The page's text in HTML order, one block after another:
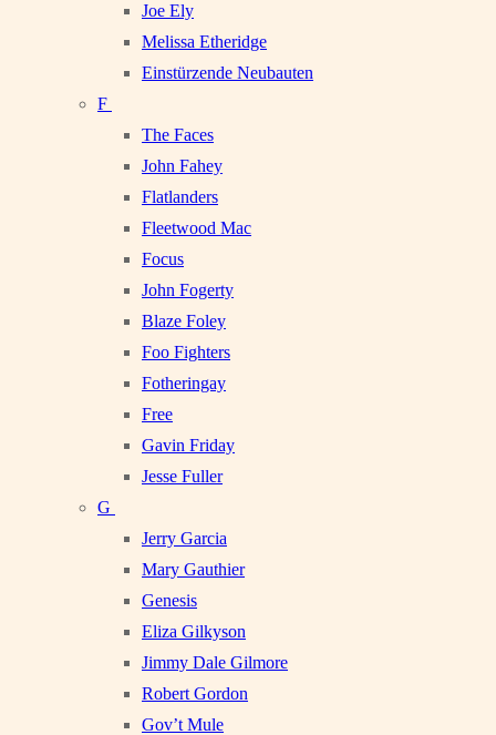
Joe Ely
Melissa Etheridge
Einstürzende Neubauten
F
The Faces
John Fahey
Flatlanders
Fleetwood Mac
Focus
John Fogerty
Blaze Foley
Foo Fighters
Fotheringay
Free
Gavin Friday
Jesse Fuller
G
Jerry Garcia
Mary Gauthier
Genesis
Eliza Gilkyson
Jimmy Dale Gilmore
Robert Gordon
Gov’t Mule